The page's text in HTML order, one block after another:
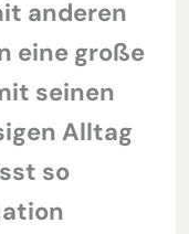
anderen
eine große
seinen
Alltag
so